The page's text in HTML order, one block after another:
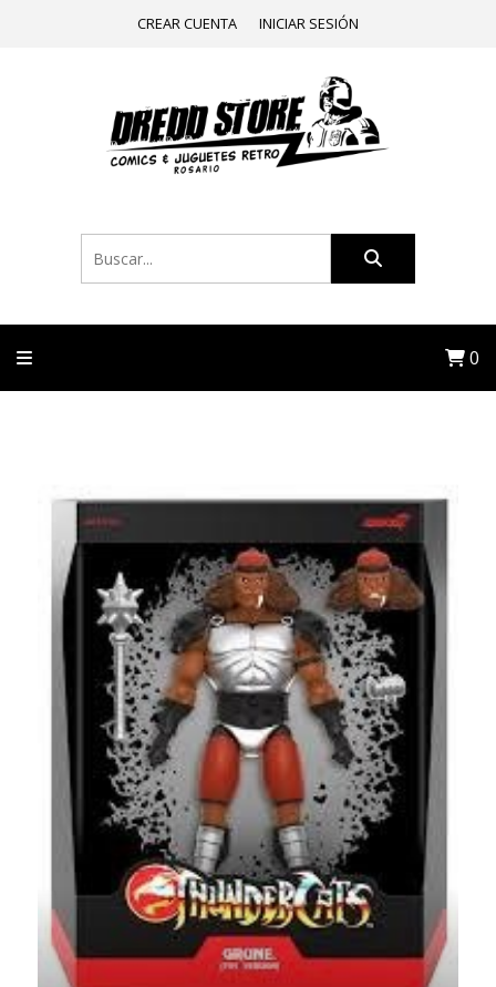
CREAR CUENTA INICIAR SESIÓN
0